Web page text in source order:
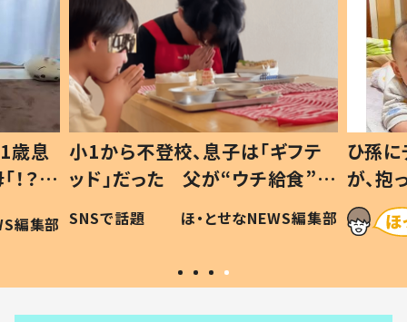
歳息
？」
編集部
小1から不登校、息子は「ギフテ
ッド」だった 父が“ウチ給食”を
作り続ける理由とは #令和の親
#令和の子
SNSで話題 ほ・とせなNEWS編集部
ひ孫
が、
「涙が
い」